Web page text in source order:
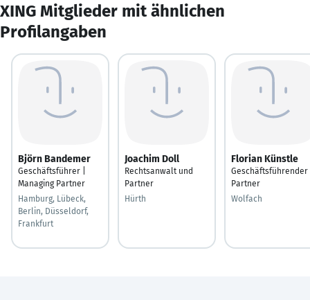
XING Mitglieder mit ähnlichen
Profilangaben
Björn Bandemer
Geschäftsführer |
Managing Partner
Hamburg, Lübeck,
Berlin, Düsseldorf,
Frankfurt
Joachim Doll
Rechtsanwalt und
Partner
Hürth
Florian Künstle
Geschäftsführender
Partner
Wolfach